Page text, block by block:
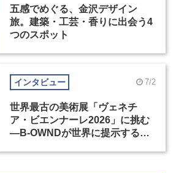
五感でめぐる、金沢デザイン
旅。建築・工芸・香りに出会う4
つのスポット
インタビュー 7/2
世界最古の美術展「ヴェネチ
ア・ビエンナーレ2026」に挑む
―B-OWNDが世界に提示する美